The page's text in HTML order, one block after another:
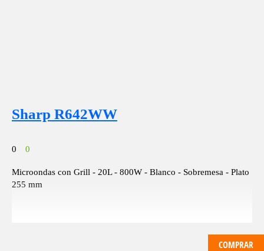
Sharp R642WW
0 0
Microondas con Grill - 20L - 800W - Blanco - Sobremesa - Plato
255 mm
COMPRAR